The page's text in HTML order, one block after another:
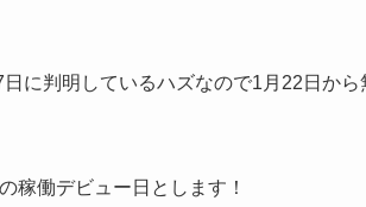
に判明しているハズなので1月22日か
稼働デビュー日とします！